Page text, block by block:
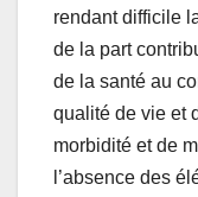
rendant difficile
de la part
de la santé au
qualité de vie et
morbidité et de
l’absence des